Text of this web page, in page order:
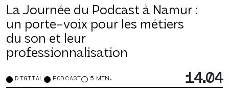
La Journée du Podcast à Namur :
un porte-voix pour les métiers
du son et leur
professionnalisation
DIGITAL PODCAST 5 MIN. 14.04